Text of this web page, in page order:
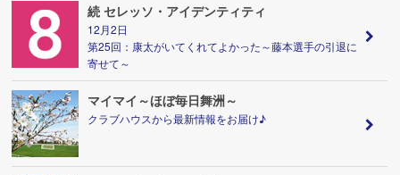
続 セレッソ・アイデンティティ
12月2日
第25回：康太がいてくれてよかった～藤本選手の引退に
寄せて～
マイマイ～ほぼ毎日舞洲～
クラブハウスから最新情報をお届け♪